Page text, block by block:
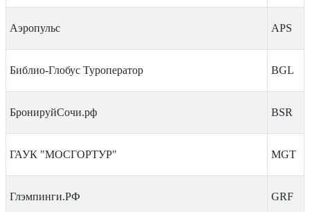
Аэропульс APS
Библио-Глобус Туроператор BGL
БронируйСочи.рф BSR
ГАУК "МОСГОРТУР" MGT
Глэмпинги.РФ GRF